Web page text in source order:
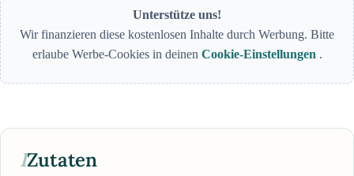
Unterstütze uns!
Wir finanzieren diese kostenlosen Inhalte durch Werbung. Bitte
erlaube Werbe-Cookies in deinen Cookie-Einstellungen .
IZutaten